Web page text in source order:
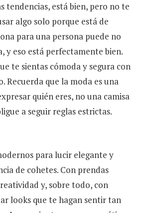
tendencias, está bien, pero no te
algo solo porque está de
para una persona puede no
y eso está perfectamente bien.
te sientas cómoda y segura con
Recuerda que la moda es una
quién eres, no una camisa
a seguir reglas estrictas.
para lucir elegante y
de cohetes. Con prendas
y, sobre todo, con
looks que te hagan sentir tan